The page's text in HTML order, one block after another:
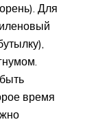
Для
время